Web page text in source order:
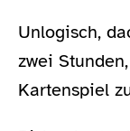
Unlogisch,
zwei
Kartenspiel